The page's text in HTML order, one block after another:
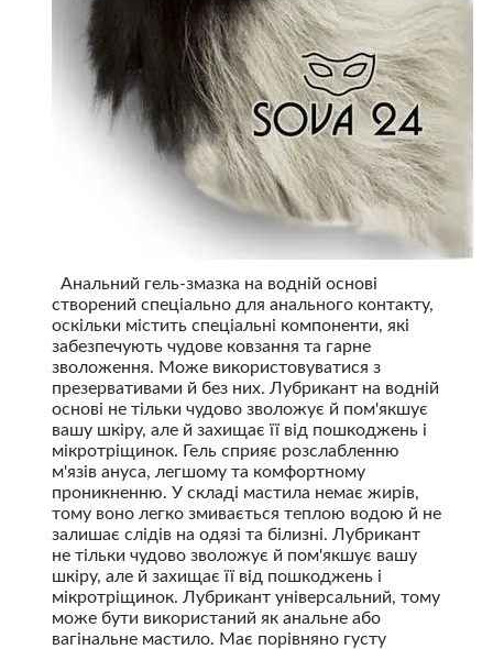
Анальний гель-змазка на водній основі
створений спеціально для анального контакту,
оскільки містить спеціальні компоненти, які
забезпечують чудове ковзання та гарне
зволоження. Може використовуватися з
презервативами й без них. Лубрикант на водній
основі не тільки чудово зволожує й пом'якшує
вашу шкіру, але й захищає її від пошкоджень і
мікротріщинок. Гель сприяє розслабленню
м'язів ануса, легшому та комфортному
проникненню. У складі мастила немає жирів,
тому воно легко змивається теплою водою й не
залишає слідів на одязі та білизні. Лубрикант
не тільки чудово зволожує й пом'якшує вашу
шкіру, але й захищає її від пошкоджень і
мікротріщинок. Лубрикант універсальний, тому
може бути використаний як анальне або
вагінальне мастило. Має порівняно густу